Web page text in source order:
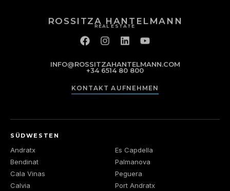
ROSSITZA HANTELMANN
REAL ESTATE
INFO@ROSSITZAHANTELMANN.COM
+34 6514 80 800
KONTAKT AUFNEHMEN
SÜDWESTEN
Andratx
Bendinat
Cala Vinas
Calvia
Es Capdella
Palmanova
Peguera
Port Andratx